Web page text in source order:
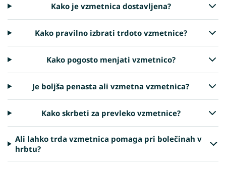
Kako je vzmetnica dostavljena?
Kako pravilno izbrati trdoto vzmetnice?
Kako pogosto menjati vzmetnico?
Je boljša penasta ali vzmetna vzmetnica?
Kako skrbeti za prevleko vzmetnice?
Ali lahko trda vzmetnica pomaga pri bolečinah v
hrbtu?